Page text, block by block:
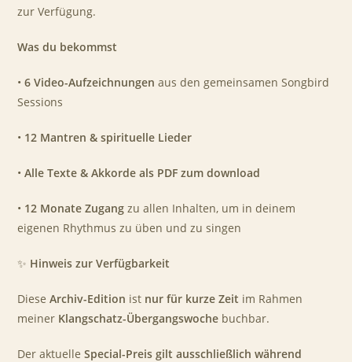
zur Verfügung.
Was du bekommst
•6 Video-Aufzeichnungen aus den gemeinsamen Songbird
Sessions
• 12 Mantren & spirituelle Lieder
•Alle Texte & Akkorde als PDF zum download
• 12 Monate Zugang zu allen Inhalten, um in deinem
eigenen Rhythmus zu üben und zu singen
✨ Hinweis zur Verfügbarkeit
DieseArchiv-Edition ist nur für kurze Zeit im Rahmen
meiner Klangschatz-Übergangswoche buchbar.
Der aktuelleSpecial-Preis gilt ausschließlich während